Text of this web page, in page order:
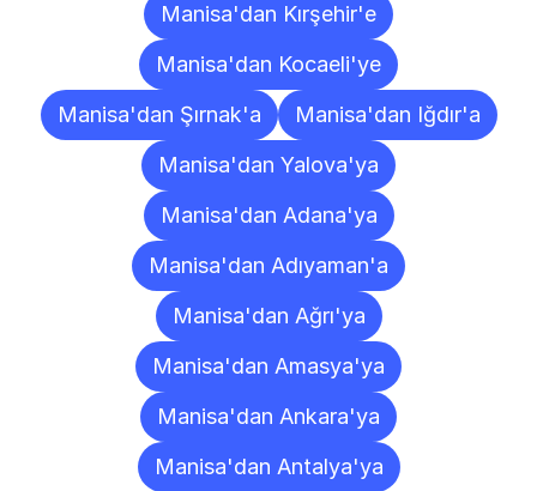
Manisa'dan Kırşehir'e
Manisa'dan Kocaeli'ye
Manisa'dan Şırnak'a
Manisa'dan Iğdır'a
Manisa'dan Yalova'ya
Manisa'dan Adana'ya
Manisa'dan Adıyaman'a
Manisa'dan Ağrı'ya
Manisa'dan Amasya'ya
Manisa'dan Ankara'ya
Manisa'dan Antalya'ya